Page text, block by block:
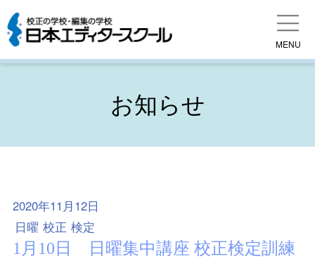
MENU
お知らせ
2020年11月12日
日曜 校正 検定
1月10日 日曜集中講座 校正検定訓練